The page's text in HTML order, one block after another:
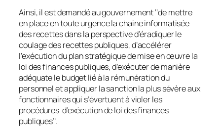
Ainsi, il est demandé au gouvernement ‘‘de mettre
en place en toute urgence la chaine informatisée
des recettes dans la perspective d’éradiquer le
coulage des recettes publiques, d’accélérer
l’exécution du plan stratégique de mise en œuvre la
loi des finances publiques, d’exécuter de manière
adéquate le budget lié à la rémunération du
personnel et appliquer la sanction la plus sévère aux
fonctionnaires qui s’évertuent à violer les
procédures d’exécution de loi des finances
publiques’’.